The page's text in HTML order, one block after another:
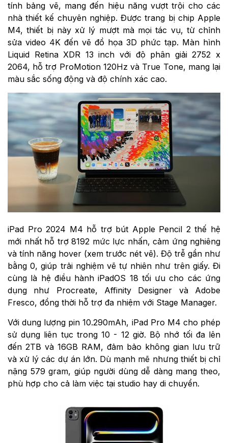
tính bảng vẽ, mang đến hiệu năng vượt trội cho các
nhà thiết kế chuyên nghiệp. Được trang bị chip Apple
M4, thiết bị này xử lý mượt mà mọi tác vụ, từ chỉnh
sửa video 4K đến vẽ đồ họa 3D phức tạp. Màn hình
Liquid Retina XDR 13 inch với độ phân giải 2752 x
2064, hỗ trợ ProMotion 120Hz và True Tone, mang lại
màu sắc sống động và độ chính xác cao.
iPad Pro 2024 M4 hỗ trợ bút Apple Pencil 2 thế hệ
mới nhất hỗ trợ 8192 mức lực nhấn, cảm ứng nghiêng
và tính năng hover (xem trước nét vẽ). Độ trễ gần như
bằng 0, giúp trải nghiệm vẽ tự nhiên như trên giấy. Đi
cùng là hệ điều hành iPadOS 18 tối ưu cho các ứng
dụng như Procreate, Affinity Designer và Adobe
Fresco, đồng thời hỗ trợ đa nhiệm với Stage Manager.
Với dung lượng pin 10.290mAh, iPad Pro M4 cho phép
sử dụng liên tục trong 10 - 12 giờ. Bộ nhớ tối đa lên
đến 2TB và 16GB RAM, đảm bảo không gian lưu trữ
và xử lý các dự án lớn. Dù mạnh mẽ nhưng thiết bị chỉ
nặng 579 gram, giúp người dùng dễ dàng mang theo,
phù hợp cho cả làm việc tại studio hay di chuyển.